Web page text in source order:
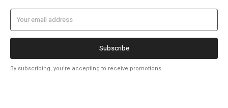
Subscribe
By subscribing, you're accepting to receive promotions.